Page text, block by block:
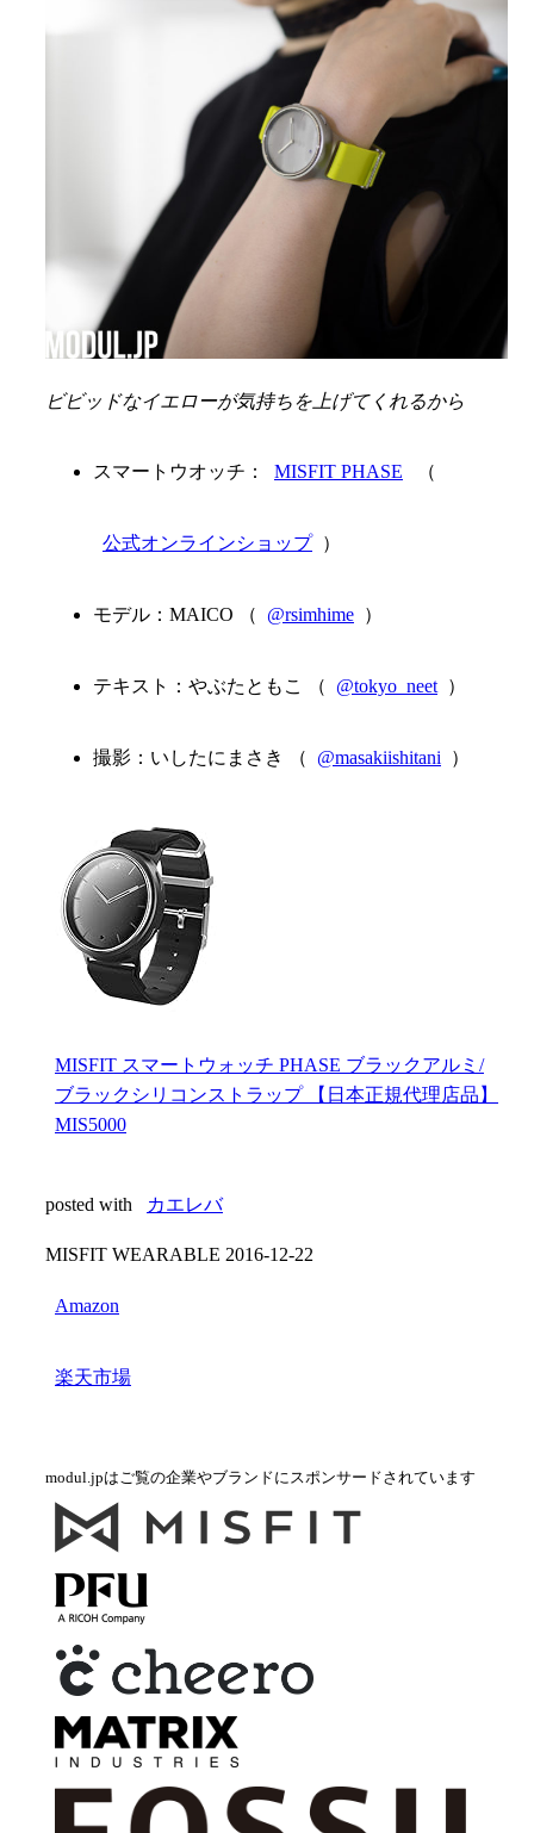
ビビッドなイエローが気持ちを上げてくれるから
スマートウオッチ： MISFIT PHASE （
公式オンラインショップ ）
モデル：MAICO （ @rsimhime ）
テキスト：やぶたともこ （ @tokyo_neet ）
撮影：いしたにまさき （ @masakiishitani ）
MISFIT スマートウォッチ PHASE ブラックアルミ/
ブラックシリコンストラップ 【日本正規代理店品】
MIS5000
posted with カエレバ
MISFIT WEARABLE 2016-12-22
Amazon
楽天市場
modul.jpはご覧の企業やブランドにスポンサードされています